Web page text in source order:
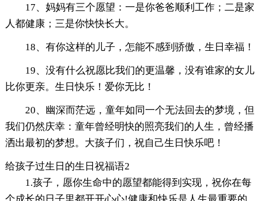
17、妈妈有三个愿望：一是你爸爸顺利工作；二是家
人都健康；三是你快快长大。
18、有你这样的儿子，怎能不感到骄傲，生日幸福！
19、没有什么祝愿比我们的更温馨，没有谁家的女儿
比你更亲。生日快乐！爱你无比！
20、幽深而茫远，童年如同一个无法回去的梦境，但
我们仍然庆幸：童年曾经明快的照亮我们的人生，曾经播
洒出最初的梦想。大孩子们，祝自己生日快乐吧！
给孩子过生日的生日祝福语2
1.孩子，愿你生命中的愿望都能得到实现，祝你在每